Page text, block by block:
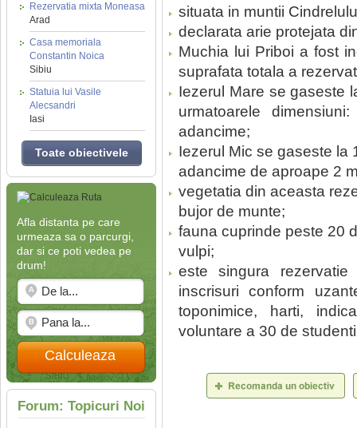
Rezervatia mixta Moneasa
Arad
Casa memoriala
Constantin Noica
Sibiu
Statuia lui Vasile
Alecsandri
Iasi
Toate obiectivele
Afla distanta pe care
urmeaza sa o parcurgi,
dar si ce poti vedea pe
drum!
Calculeaza
Forum: Topicuri Noi
situata in muntii
declarata arie protejata
Muchia lui Priboi a fost
suprafata totala a
Iezerul Mare se gaseste
urmatoarele
adancime;
Iezerul Mic se gaseste la
adancime de aproape 2
vegetatia din aceasta
bujor de munte;
fauna cuprinde peste 20
vulpi;
este singura
inscrisuri conform
toponimice, harti,
voluntare a 30 de